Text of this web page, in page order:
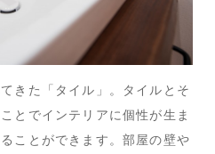
きた「タイル」。タイルとそ
とでインテリアに個性が生ま
ことができます。部屋の壁や